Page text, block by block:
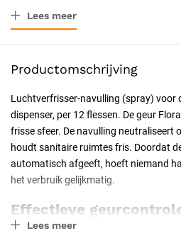
Materiaal
Resorbeerbaar (hechtdraad) Nee
Certificering CE-
Lees meer
Productomschrijving
Luchtverfrisser-navulling (spray) voor
dispenser, per 12 flessen. De geur
frisse sfeer. De navulling neutraliseert
houdt sanitaire ruimtes fris. Doordat
automatisch afgeeft, hoeft niemand
het verbruik gelijkmatig.
Effectieve
De spray bevat een
Lees meer